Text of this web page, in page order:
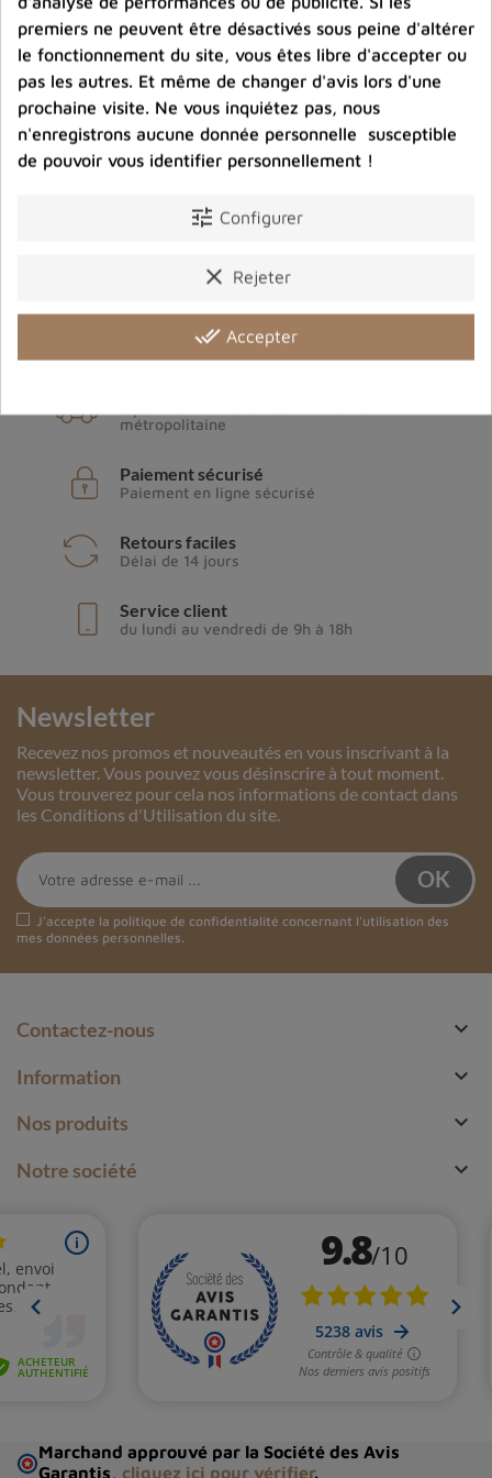
métropolitaine
Paiement sécurisé
Paiement en ligne sécurisé
Retours faciles
Délai de 14 jours
Service client
du lundi au vendredi de 9h à 18h
Newsletter
Recevez nos promos et nouveautés en vous inscrivant à la
newsletter. Vous pouvez vous désinscrire à tout moment.
Vous trouverez pour cela nos informations de contact dans
les Conditions d'Utilisation du site.
J'accepte la politique de confidentialité concernant l'utilisation des
mes données personnelles.
Contactez-nous 
Information 
Nos produits 
Notre société 
Marchand approuvé par la Société des Avis
Garantis, cliquez ici pour vérifier.
premiers ne peuvent être désactivés sous peine d'altérer
le fonctionnement du site, vous êtes libre d'accepter ou
pas les autres. Et même de changer d'avis lors d'une
prochaine visite. Ne vous inquiétez pas, nous
n'enregistrons aucune donnée personnelle susceptible
de pouvoir vous identifier personnellement !
tune Configurer
clear Rejeter
done_all Accepter